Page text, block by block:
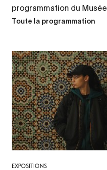
programmation du Musée.
Toute la programmation
EXPOSITIONS